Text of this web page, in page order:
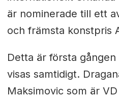
är nominerade till ett
och främsta konstpris
Detta är första
visas samtidigt.
Maksimovic som är